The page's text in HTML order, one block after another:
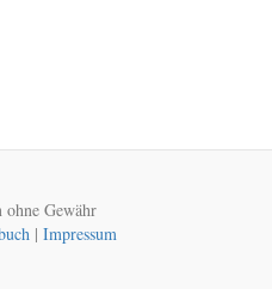
ohne Gewähr
| Impressum